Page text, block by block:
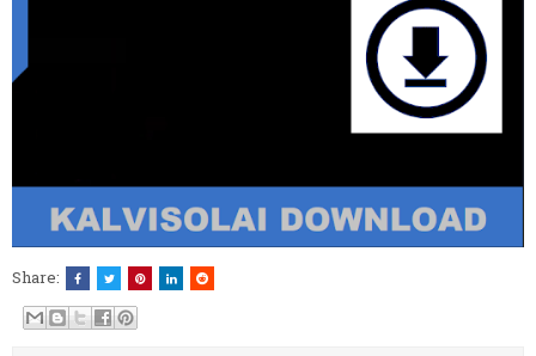
Share: